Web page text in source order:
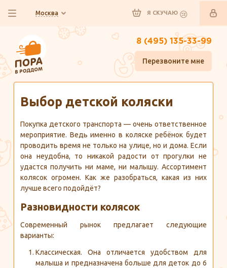
Москва Я СКУЧАЮ
8 (495) 135-33-99
Перезвоните мне
Выбор детской коляски
Покупка детского транспорта — очень ответственное
мероприятие. Ведь именно в коляске ребёнок будет
проводить время не только на улице, но и дома. Если
она неудобна, то никакой радости от прогулки не
удастся получить ни маме, ни малышу. Ассортимент
колясок огромен. Как же разобраться, какая из них
лучше всего подойдёт?
Разновидности колясок
Современный рынок предлагает следующие
варианты:
Классическая. Она отличается удобством для
малыша и предназначена больше для деток до 6